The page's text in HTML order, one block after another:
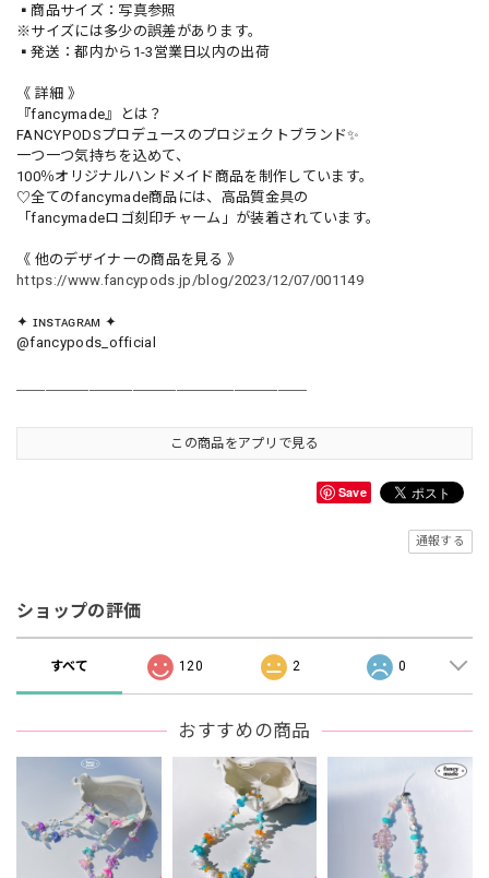
▪️商品サイズ：写真参照
※サイズには多少の誤差があります。
▪️発送：都内から1-3営業日以内の出荷
《 詳細 》
『fancymade』とは？
FANCYPODSプロデュースのプロジェクトブランド✨
一つ一つ気持ちを込めて、
100％オリジナルハンドメイド商品を制作しています。
♡全てのfancymade商品には、高品質金具の
「fancymadeロゴ刻印チャーム」が装着されています。
《 他のデザイナーの商品を見る 》
https://www.fancypods.jp/blog/2023/12/07/001149
✦ ɪɴsᴛᴀɢʀᴀᴍ ✦
@fancypods_official
この商品をアプリで見る
Save
通報する
ショップの評価
すべて 120 2 0
おすすめの商品